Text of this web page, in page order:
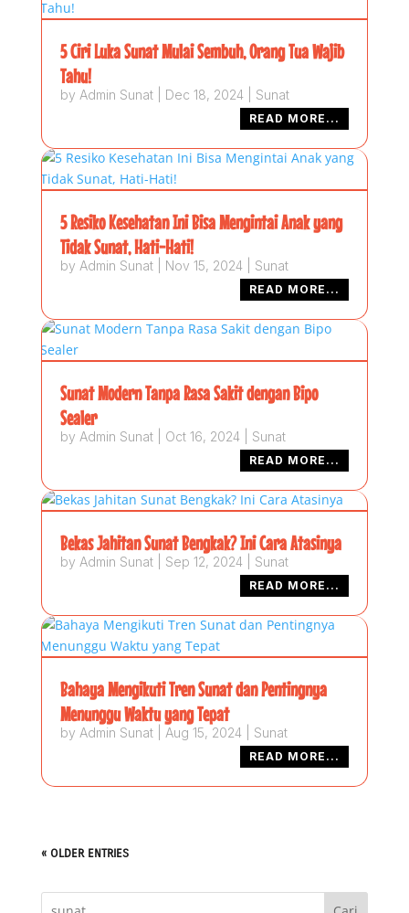
5 Ciri Luka Sunat Mulai Sembuh, Orang Tua Wajib
Tahu!
by Admin Sunat| Dec 18, 2024| Sunat
READ MORE...
5 Resiko Kesehatan Ini Bisa Mengintai Anak yang
Tidak Sunat, Hati-Hati!
by Admin Sunat| Nov 15, 2024| Sunat
READ MORE...
Sunat Modern Tanpa Rasa Sakit dengan Bipo
Sealer
by Admin Sunat| Oct 16, 2024| Sunat
READ MORE...
Bekas Jahitan Sunat Bengkak? Ini Cara Atasinya
by Admin Sunat| Sep 12, 2024| Sunat
READ MORE...
Bahaya Mengikuti Tren Sunat dan Pentingnya
Menunggu Waktu yang Tepat
by Admin Sunat| Aug 15, 2024| Sunat
READ MORE...
« OLDER ENTRIES